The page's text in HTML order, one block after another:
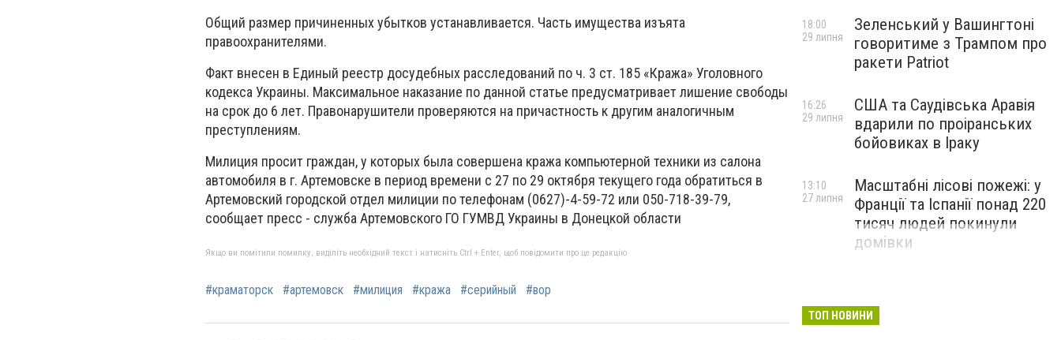
Общий размер причиненных убытков устанавливается. Часть имущества изъята
правоохранителями.
Факт внесен в Единый реестр досудебных расследований по ч. 3 ст. 185 «Кража» Уголовного
кодекса Украины. Максимальное наказание по данной статье предусматривает лишение свободы
на срок до 6 лет. Правонарушители проверяются на причастность к другим аналогичным
преступлениям.
Милиция просит граждан, у которых была совершена кража компьютерной техники из салона
автомобиля в г. Артемовске в период времени с 27 по 29 октября текущего года обратиться в
Артемовский городской отдел милиции по телефонам (0627)-4-59-72 или 050-718-39-79,
сообщает пресс - служба Артемовского ГО ГУМВД Украины в Донецкой области
Якщо ви помітили помилку, виділіть необхідний текст і натисніть Ctrl + Enter, щоб повідомити про це редакцію
#краматорск #артемовск #милиция #кража #серийный #вор
Зеленський у Вашингтоні
говоритиме з Трампом про
ракети Patriot
18:00
29 липня
США та Саудівська Аравія
вдарили по проіранських
бойовиках в Іраку
16:26
29 липня
Масштабні лісові пожежі: у
Франції та Іспанії понад 220
тисяч людей покинули
домівки
13:10
27 липня
ТОП НОВИНИ